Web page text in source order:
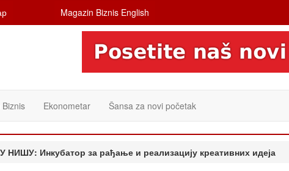
Magazin Biznis English
Ekonometar Šansa za novi početak
Инкубатор за рађање и реализацију креативних идеја